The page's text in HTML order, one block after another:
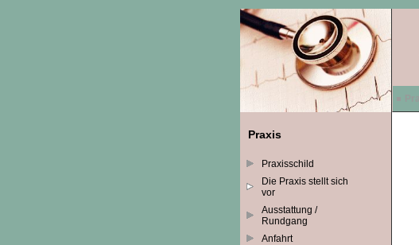
Praxis
Praxisschild
Die Praxis stellt sich
vor
Ausstattung /
Rundgang
Anfahrt